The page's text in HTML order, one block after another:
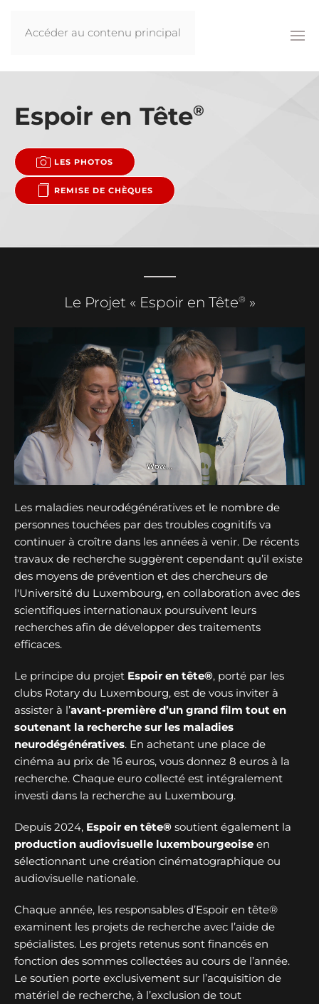
Accéder au contenu principal
Espoir en Tête®
LES PHOTOS
REMISE DE CHÈQUES
Le Projet « Espoir en Tête® »
Les maladies neurodégénératives et le nombre de
personnes touchées par des troubles cognitifs va
continuer à croître dans les années à venir. De récents
travaux de recherche suggèrent cependant qu’il existe
des moyens de prévention et des chercheurs de
l'Université du Luxembourg, en collaboration avec des
scientifiques internationaux poursuivent leurs
recherches afin de développer des traitements
efficaces.
Le principe du projet Espoir en tête®, porté par les
clubs Rotary du Luxembourg, est de vous inviter à
assister à l’avant-première d’un grand film tout en
soutenant la recherche sur les maladies
neurodégénératives. En achetant une place de
cinéma au prix de 16 euros, vous donnez 8 euros à la
recherche. Chaque euro collecté est intégralement
investi dans la recherche au Luxembourg.
Depuis 2024, Espoir en tête® soutient également la
production audiovisuelle luxembourgeoise en
sélectionnant une création cinématographique ou
audiovisuelle nationale.
Chaque année, les responsables d’Espoir en tête®
examinent les projets de recherche avec l’aide de
spécialistes. Les projets retenus sont financés en
fonction des sommes collectées au cours de l’année.
Le soutien porte exclusivement sur l’acquisition de
matériel de recherche, à l’exclusion de tout